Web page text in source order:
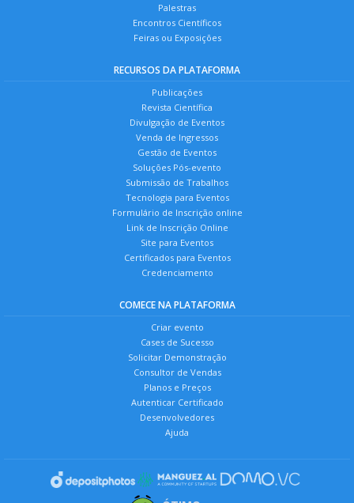
Palestras
Encontros Científicos
Feiras ou Exposições
RECURSOS DA PLATAFORMA
Publicações
Revista Científica
Divulgação de Eventos
Venda de Ingressos
Gestão de Eventos
Soluções Pós-evento
Submissão de Trabalhos
Tecnologia para Eventos
Formulário de Inscrição online
Link de Inscrição Online
Site para Eventos
Certificados para Eventos
Credenciamento
COMECE NA PLATAFORMA
Criar evento
Cases de Sucesso
Solicitar Demonstração
Consultor de Vendas
Planos e Preços
Autenticar Certificado
Desenvolvedores
Ajuda